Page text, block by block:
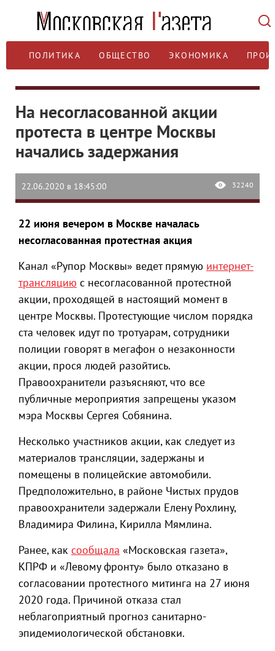
ПОЛИТИКА ОБЩЕСТВО ЭКОНОМИКА
На несогласованной акции
протеста в центре Москвы
начались задержания
22.06.2020 в 18:45:00 32240
22 июня вечером в Москве началась
несогласованная протестная акция
Канал «Рупор Москвы» ведет прямую интернет-
трансляцию с несогласованной протестной
акции, проходящей в настоящий момент в
центре Москвы. Протестующие числом порядка
ста человек идут по тротуарам, сотрудники
полиции говорят в мегафон о незаконности
акции, прося людей разойтись.
Правоохранители разъясняют, что все
публичные мероприятия запрещены указом
мэра Москвы Сергея Собянина.
Несколько участников акции, как следует из
материалов трансляции, задержаны и
помещены в полицейские автомобили.
Предположительно, в районе Чистых прудов
правоохранители задержали Елену Рохлину,
Владимира Филина, Кирилла Мямлина.
Ранее, как сообщала «Московская газета»,
КПРФ и «Левому фронту» было отказано в
согласовании протестного митинга на 27 июня
2020 года. Причиной отказа стал
неблагоприятный прогноз санитарно-
эпидемиологической обстановки.